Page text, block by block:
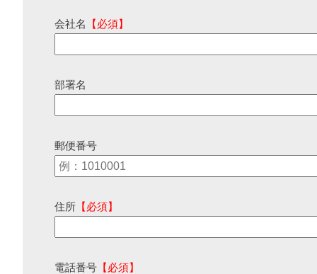
会社名 【必須】
部署名
郵便番号
住所 【必須】
電話番号 【必須】